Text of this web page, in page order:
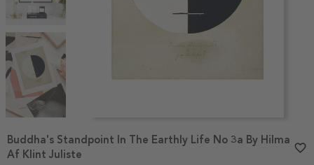
1
of
Buddha's Standpoint In The Earthly Life No 3a By Hilma
Af Klint Juliste
favorite_border